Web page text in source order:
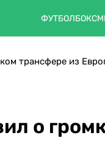
ФУТБОЛБОКС
трансфере из
о